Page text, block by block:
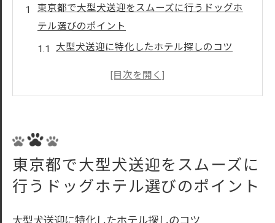
東京都で大型犬送迎をスムーズに行うドッグホ
テル選びのポイント
大型犬送迎に特化したホテル探しのコツ
送迎サービスの評価基準：信頼性と快適性
ぶ理由
送迎サービス利用者の体験談から学ぶ
中型犬の送迎を安心して任せられる東京都内の
東京都で大型犬送迎をスムーズに
行うドッグホテル選びのポイント
大型犬送迎に特化したホテル探しのコツ